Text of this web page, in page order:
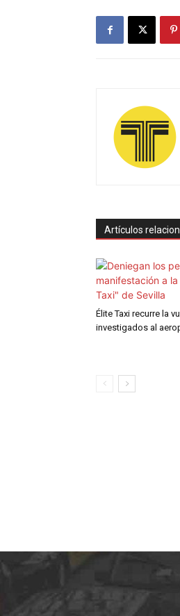
Artículos
Élite Taxi recurre la
investigados al